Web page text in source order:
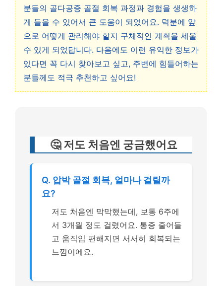
분들의 골다공증 골절 회복 과정과 경험을 생생하
게 들을 수 있어서 큰 도움이 되었어요. 덕분에 앞
으로 어떻게 관리해야 할지 구체적인 계획을 세울
수 있게 되었답니다. 다음에도 이런 유익한 정보가
있다면 꼭 다시 찾아보고 싶고, 주변에 힘들어하는
분들께도 적극 추천하고 싶어요!
🤔 저도 처음엔 궁금했어요
Q. 압박 골절 회복, 얼마나 걸릴까
요?
저도 처음엔 막막했는데, 보통 6주에
서 3개월 정도 걸렸어요. 통증 줄어들
고 움직임 편해지면 서서히 회복되는
느낌이에요.